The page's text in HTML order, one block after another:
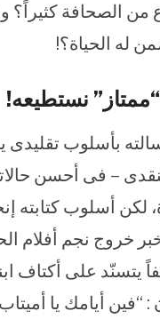
من الصحافة
له الحياة؟!
“ممتاز” نستطيعه!
بأسلوب تقليدى
النقدى – فى أحسن
لكن أسلوب
خروج نجم أفلام
على أكتاف ابنه
“فين أيامك يا